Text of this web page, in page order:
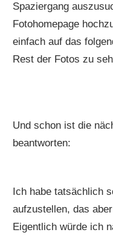
Spaziergang
Fotohomepage
einfach auf das
Rest der Fotos zu
Und schon ist die
beantworten:
Ich habe tatsächlich
aufzustellen, das
Eigentlich würde ich